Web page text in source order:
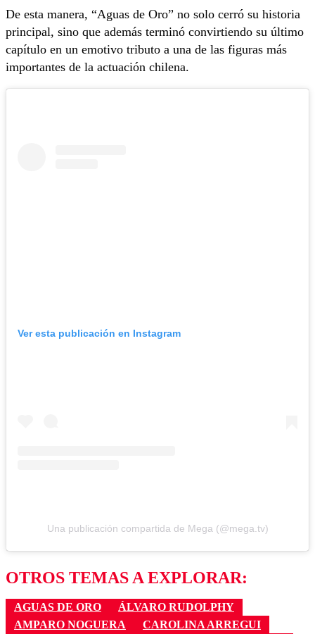
De esta manera, “Aguas de Oro” no solo cerró su historia
principal, sino que además terminó convirtiendo su último
capítulo en un emotivo tributo a una de las figuras más
importantes de la actuación chilena.
Ver esta publicación en Instagram
Una publicación compartida de Mega (@mega.tv)
OTROS TEMAS A EXPLORAR:
AGUAS DE ORO
ÁLVARO RUDOLPHY
AMPARO NOGUERA
CAROLINA ARREGUI